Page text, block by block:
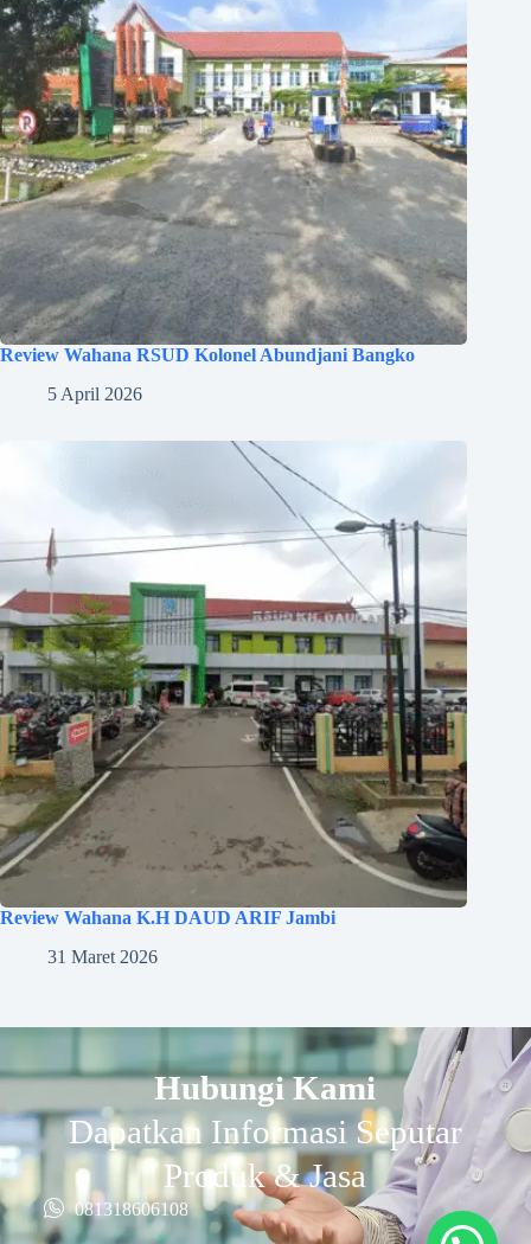
Review Wahana RSUD Kolonel Abundjani Bangko
5 April 2026
Review Wahana K.H DAUD ARIF Jambi
31 Maret 2026
Hubungi Kami
Dapatkan Informasi Seputar
Produk & Jasa
081318606108